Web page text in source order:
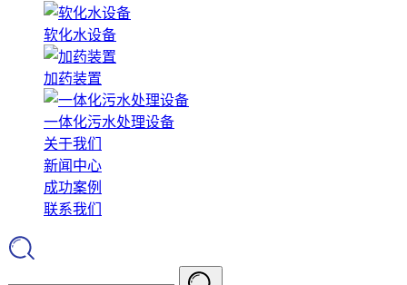
软化水设备
加药装置
一体化污水处理设备
关于我们
新闻中心
成功案例
联系我们